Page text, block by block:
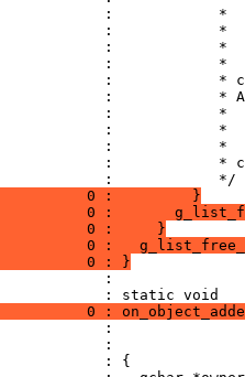
:            *
:            *
:            *
:            *
:            *
:            *
:            *
:            *
:            *
:            *
:            */
0 :         }
0 :
0 :     }
0 :
0 : }
:
: static void
0 :
:
:
: {